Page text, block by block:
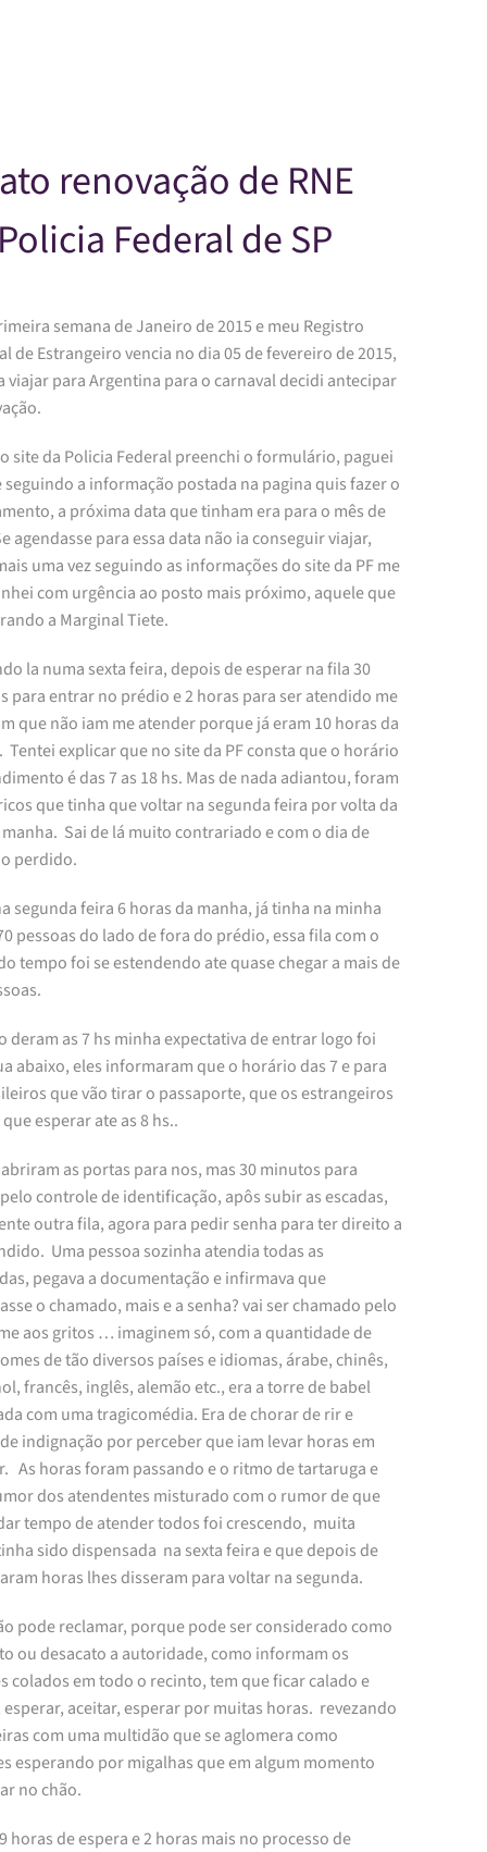
renovação de RNE
Federal de SP
semana de Janeiro de 2015 e meu Registro
de Estrangeiro vencia no dia 05 de fevereiro de 2015,
viajar para Argentina para o carnaval decidi antecipar
site da Policia Federal preenchi o formulário, paguei
seguindo a informação postada na pagina quis fazer o
a próxima data que tinham era para o mês de
agendasse para essa data não ia conseguir viajar,
uma vez seguindo as informações do site da PF me
com urgência ao posto mais próximo, aquele que
a Marginal Tiete.
la numa sexta feira, depois de esperar na fila 30
para entrar no prédio e 2 horas para ser atendido me
que não iam me atender porque já eram 10 horas da
Tentei explicar que no site da PF consta que o horário
é das 7 as 18 hs. Mas de nada adiantou, foram
que tinha que voltar na segunda feira por volta da
manha. Sai de lá muito contrariado e com o dia de
perdido.
segunda feira 6 horas da manha, já tinha na minha
pessoas do lado de fora do prédio, essa fila com o
tempo foi se estendendo ate quase chegar a mais de
deram as 7 hs minha expectativa de entrar logo foi
abaixo, eles informaram que o horário das 7 e para
que vão tirar o passaporte, que os estrangeiros
esperar ate as 8 hs..
abriram as portas para nos, mas 30 minutos para
controle de identificação, apôs subir as escadas,
outra fila, agora para pedir senha para ter direito a
Uma pessoa sozinha atendia todas as
pegava a documentação e infirmava que
o chamado, mais e a senha? vai ser chamado pelo
aos gritos … imaginem só, com a quantidade de
de tão diversos países e idiomas, árabe, chinês,
francês, inglês, alemão etc., era a torre de babel
com uma tragicomédia. Era de chorar de rir e
indignação por perceber que iam levar horas em
As horas foram passando e o ritmo de tartaruga e
dos atendentes misturado com o rumor de que
tempo de atender todos foi crescendo, muita
sido dispensada na sexta feira e que depois de
horas lhes disseram para voltar na segunda.
pode reclamar, porque pode ser considerado como
ou desacato a autoridade, como informam os
colados em todo o recinto, tem que ficar calado e
esperar, aceitar, esperar por muitas horas. revezando
com uma multidão que se aglomera como
esperando por migalhas que em algum momento
no chão.
horas de espera e 2 horas mais no processo de